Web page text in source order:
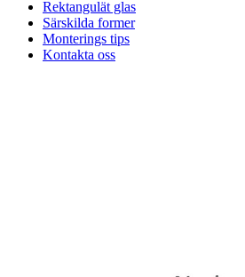
Rektangulät glas
Särskilda former
Monterings tips
Kontakta oss